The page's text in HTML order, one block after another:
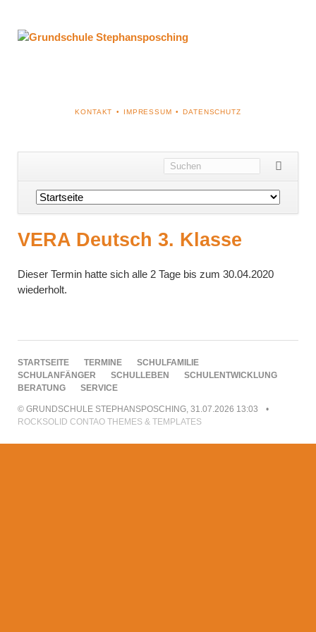
NAVIGATION
KONTAKT IMPRESSUM DATENSCHUTZ
Navigation
überspringen
VERA Deutsch 3. Klasse
Dieser Termin hatte sich alle 2 Tage bis zum 30.04.2020
wiederholt.
NAVIGATION
ÜBERSPRINGEN
STARTSEITE TERMINE
SCHULFAMILIE
SCHULANFÄNGER
SCHULLEBEN
SCHULENTWICKLUNG
BERATUNG
SERVICE
© GRUNDSCHULE STEPHANSPOSCHING, 31.07.2026 13:03
ROCKSOLID CONTAO THEMES & TEMPLATES